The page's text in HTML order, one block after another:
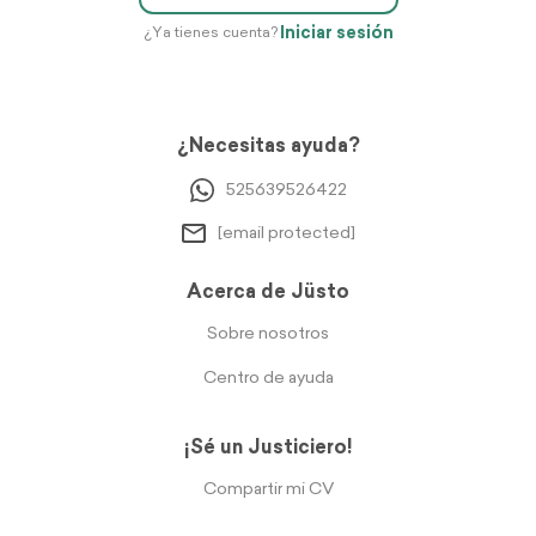
¿Ya tienes cuenta? Iniciar sesión
¿Necesitas ayuda?
525639526422
[email protected]
Acerca de Jüsto
Sobre nosotros
Centro de ayuda
¡Sé un Justiciero!
Compartir mi CV